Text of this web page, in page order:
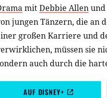
mitDebbie Allenund
jungen Tänzern, die an
großen Karriere und
müssen sie
auch durch die
AUF DISNEY+